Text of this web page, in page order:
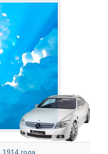
года